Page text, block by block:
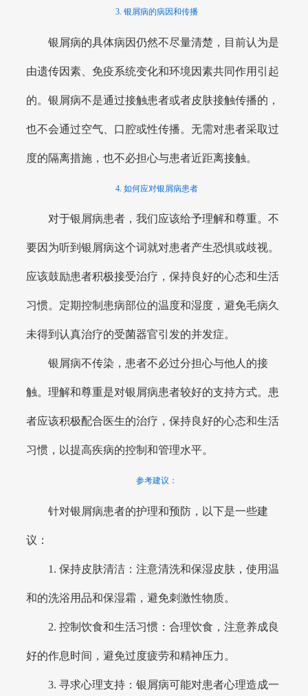
3. 银屑病的病因和传播
银屑病的具体病因仍然不尽量清楚，目前认为是
由遗传因素、免疫系统变化和环境因素共同作用引起
的。银屑病不是通过接触患者或者皮肤接触传播的，
也不会通过空气、口腔或性传播。无需对患者采取过
度的隔离措施，也不必担心与患者近距离接触。
4. 如何应对银屑病患者
对于银屑病患者，我们应该给予理解和尊重。不
要因为听到银屑病这个词就对患者产生恐惧或歧视。
应该鼓励患者积极接受治疗，保持良好的心态和生活
习惯。定期控制患病部位的温度和湿度，避免毛病久
未得到认真治疗的受菌器官引发的并发症。
银屑病不传染，患者不必过分担心与他人的接
触。理解和尊重是对银屑病患者较好的支持方式。患
者应该积极配合医生的治疗，保持良好的心态和生活
习惯，以提高疾病的控制和管理水平。
参考建议：
针对银屑病患者的护理和预防，以下是一些建
议：
1. 保持皮肤清洁：注意清洗和保湿皮肤，使用温
和的洗浴用品和保湿霜，避免刺激性物质。
2. 控制饮食和生活习惯：合理饮食，注意养成良
好的作息时间，避免过度疲劳和精神压力。
3. 寻求心理支持：银屑病可能对患者心理造成一